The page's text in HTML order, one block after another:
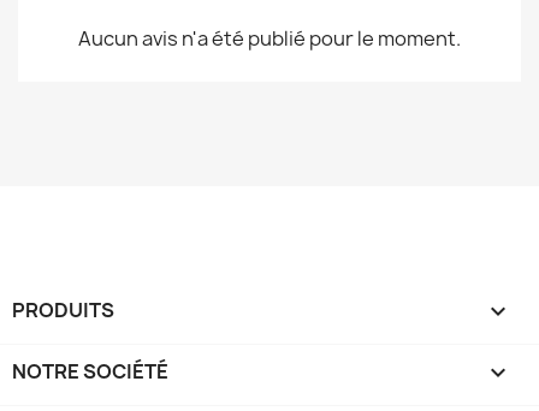
Aucun avis n'a été publié pour le moment.
PRODUITS 
NOTRE SOCIÉTÉ 